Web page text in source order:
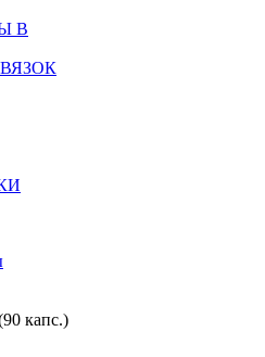
В
капс.)